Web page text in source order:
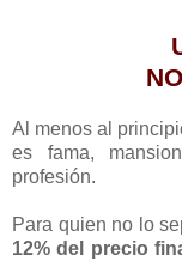
Al menos al
es fama,
profesión.
Para quien no lo
12% del precio